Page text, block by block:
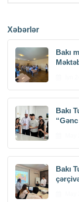
Xəbərlər
Bakı
Bakı
Bakı